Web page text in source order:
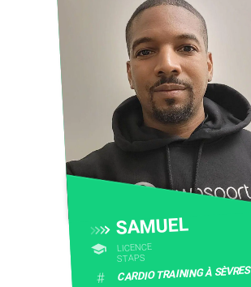
SAMUEL
LICENCE
STAPS
# CARDIO TRAINING À SÈVRES